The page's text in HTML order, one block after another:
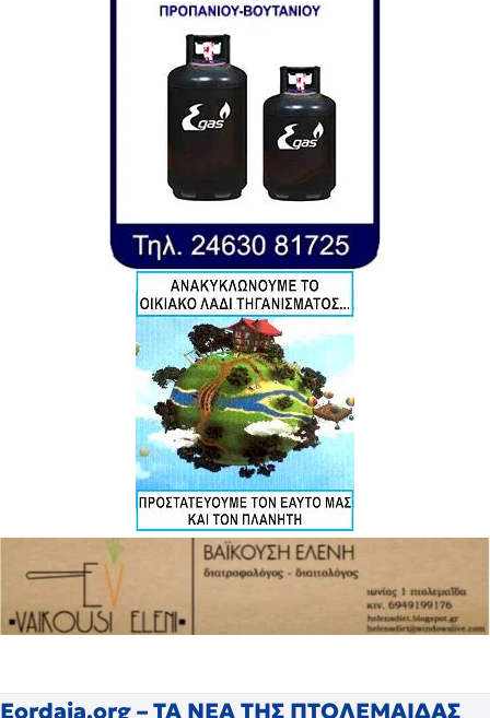
Eordaia.org – ΤΑ ΝΕΑ ΤΗΣ ΠΤΟΛΕΜΑΙΔΑΣ